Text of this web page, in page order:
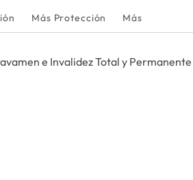
Más Protección Más
e Invalidez Total y